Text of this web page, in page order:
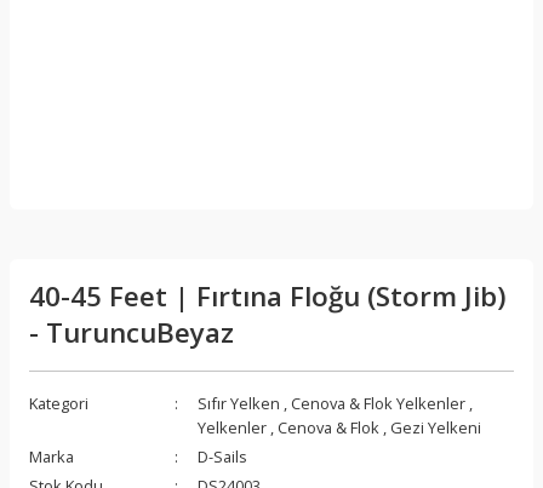
40-45 Feet | Fırtına Floğu (Storm Jib)
- TuruncuBeyaz
Kategori Sıfır Yelken , Cenova & Flok Yelkenler ,
Yelkenler , Cenova & Flok , Gezi Yelkeni
Marka
D-Sails